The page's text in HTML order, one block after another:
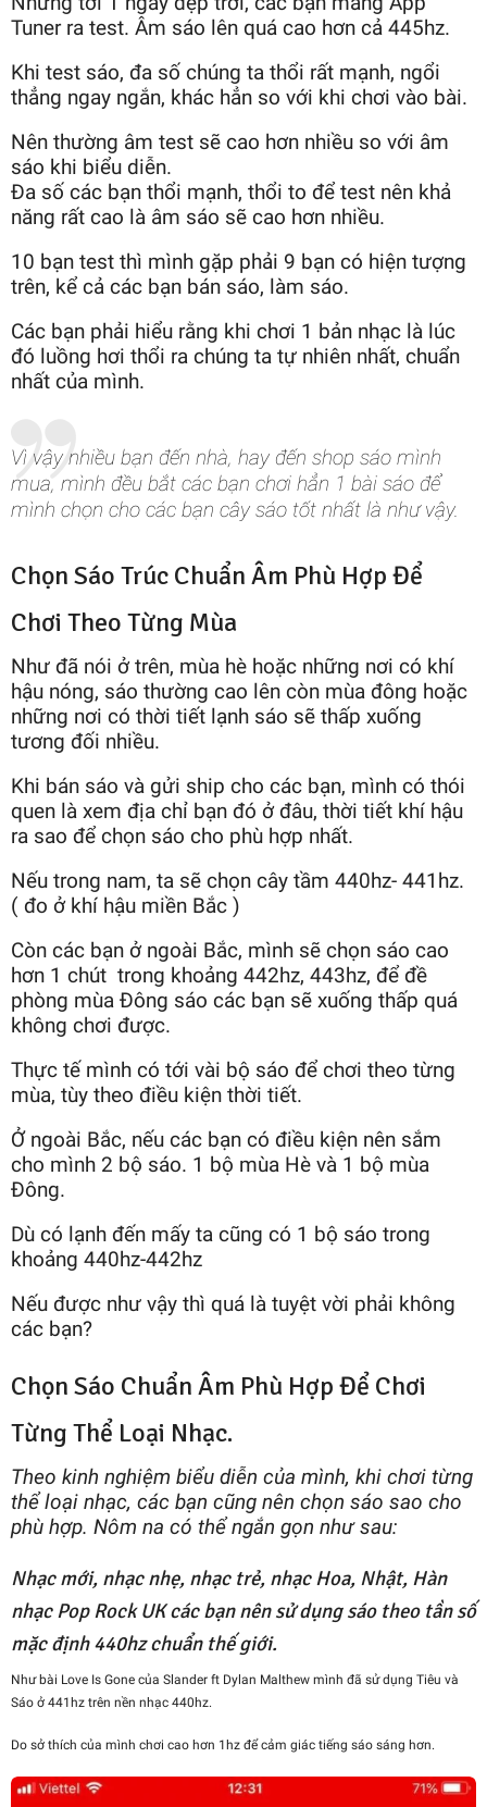
Tuner ra test. Âm sáo lên quá cao hơn cả 445hz.
Khi test sáo, đa số chúng ta thổi rất mạnh, ngổi
thẳng ngay ngắn, khác hẳn so với khi chơi vào bài.
Nên thường âm test sẽ cao hơn nhiều so với âm
sáo khi biểu diễn.
Đa số các bạn thổi mạnh, thổi to để test nên khả
năng rất cao là âm sáo sẽ cao hơn nhiều.
10 bạn test thì mình gặp phải 9 bạn có hiện tượng
trên, kể cả các bạn bán sáo, làm sáo.
Các bạn phải hiểu rằng khi chơi 1 bản nhạc là lúc
đó luồng hơi thổi ra chúng ta tự nhiên nhất, chuẩn
nhất của mình.
Vì vậy nhiều bạn đến nhà, hay đến shop sáo mình
mua, mình đều bắt các bạn chơi hẳn 1 bài sáo để
mình chọn cho các bạn cây sáo tốt nhất là như vậy.
Chọn Sáo Trúc Chuẩn Âm Phù Hợp Để
Chơi Theo Từng Mùa
Như đã nói ở trên, mùa hè hoặc những nơi có khí
hậu nóng, sáo thường cao lên còn mùa đông hoặc
những nơi có thời tiết lạnh sáo sẽ thấp xuống
tương đối nhiều.
Khi bán sáo và gửi ship cho các bạn, mình có thói
quen là xem địa chỉ bạn đó ở đâu, thời tiết khí hậu
ra sao để chọn sáo cho phù hợp nhất.
Nếu trong nam, ta sẽ chọn cây tầm 440hz- 441hz.
( đo ở khí hậu miền Bắc )
Còn các bạn ở ngoài Bắc, mình sẽ chọn sáo cao
hơn 1 chút trong khoảng 442hz, 443hz, để đề
phòng mùa Đông sáo các bạn sẽ xuống thấp quá
không chơi được.
Thực tế mình có tới vài bộ sáo để chơi theo từng
mùa, tùy theo điều kiện thời tiết.
Ở ngoài Bắc, nếu các bạn có điều kiện nên sắm
cho mình 2 bộ sáo. 1 bộ mùa Hè và 1 bộ mùa
Đông.
Dù có lạnh đến mấy ta cũng có 1 bộ sáo trong
khoảng 440hz-442hz
Nếu được như vậy thì quá là tuyệt vời phải không
các bạn?
Chọn Sáo Chuẩn Âm Phù Hợp Để Chơi
Từng Thể Loại Nhạc.
Theo kinh nghiệm biểu diễn của mình, khi chơi từng
thể loại nhạc, các bạn cũng nên chọn sáo sao cho
phù hợp. Nôm na có thể ngắn gọn như sau:
Nhạc mới, nhạc nhẹ, nhạc trẻ, nhạc Hoa, Nhật, Hàn
nhạc Pop Rock UK các bạn nên sử dụng sáo theo tần số
mặc định 440hz chuẩn thế giới.
Như bài Love Is Gone của Slander ft Dylan Malthew mình đã sử dụng Tiêu và
Sáo ở 441hz trên nền nhạc 440hz.
Do sở thích của mình chơi cao hơn 1hz để cảm giác tiếng sáo sáng hơn.